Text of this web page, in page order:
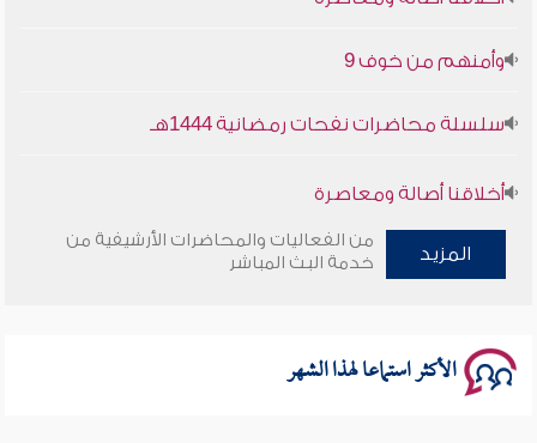
وأمنهم من خوف 9
سلسلة محاضرات نفحات رمضانية 1444هـ
أخلاقنا أصالة ومعاصرة
وأمنهم من خوف 9
المزيد
من الفعاليات والمحاضرات الأرشيفية من
خدمة البث المباشر
الأكثر استماعا لهذا الشهر